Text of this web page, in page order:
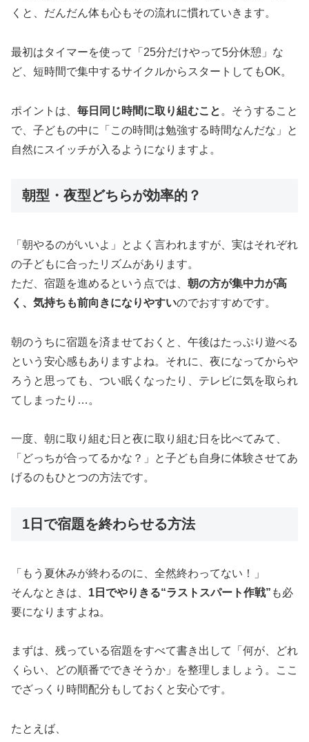
くと、だんだん体も心もその流れに慣れていきます。
最初はタイマーを使って「25分だけやって5分休憩」な
ど、短時間で集中するサイクルからスタートしてもOK。
ポイントは、 毎日同じ時間に取り組むこと 。そうすること
で、子どもの中に「この時間は勉強する時間なんだな」と
自然にスイッチが入るようになりますよ。
朝型・夜型どちらが効率的？
「朝やるのがいいよ」とよく言われますが、実はそれぞれ
の子どもに合ったリズムがあります。
ただ、宿題を進めるという点では、 朝の方が集中力が高
く、気持ちも前向きになりやすいのでおすすめです。
朝のうちに宿題を済ませておくと、午後はたっぷり遊べる
という安心感もありますよね。それに、夜になってからや
ろうと思っても、つい眠くなったり、テレビに気を取られ
てしまったり…。
一度、朝に取り組む日と夜に取り組む日を比べてみて、
「どっちが合ってるかな？」と子ども自身に体験させてあ
げるのもひとつの方法です。
1日で宿題を終わらせる方法
「もう夏休みが終わるのに、全然終わってない！」
そんなときは、 1日でやりきる“ラストスパート作戦” も必
要になりますよね。
まずは、残っている宿題をすべて書き出して「何が、どれ
くらい、どの順番でできそうか」を整理しましょう。ここ
でざっくり時間配分もしておくと安心です。
たとえば、